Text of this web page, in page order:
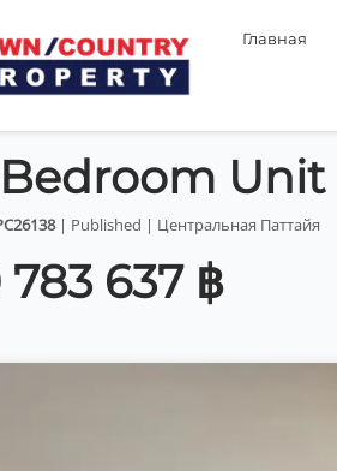
Главная
| Published | Центральная Паттайя
783 637 ฿